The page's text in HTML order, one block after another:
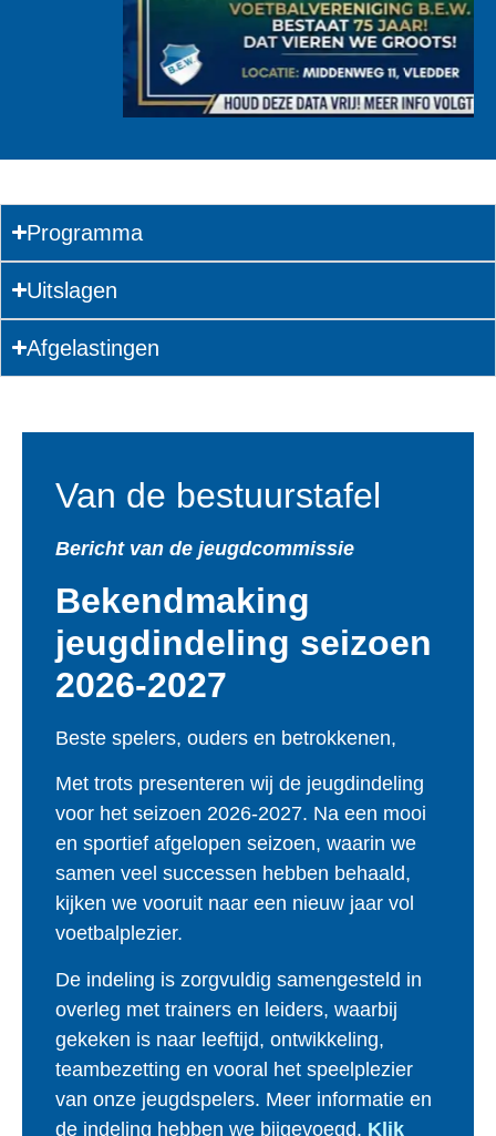
Programma
Uitslagen
Afgelastingen
Van de bestuurstafel
Bericht van de jeugdcommissie
Bekendmaking
jeugdindeling seizoen
2026-2027
Beste spelers, ouders en betrokkenen,
Met trots presenteren wij de jeugdindeling
voor het seizoen 2026-2027. Na een mooi
en sportief afgelopen seizoen, waarin we
samen veel successen hebben behaald,
kijken we vooruit naar een nieuw jaar vol
voetbalplezier.
De indeling is zorgvuldig samengesteld in
overleg met trainers en leiders, waarbij
gekeken is naar leeftijd, ontwikkeling,
teambezetting en vooral het speelplezier
van onze jeugdspelers. Meer informatie en
de indeling hebben we bijgevoegd. Klik